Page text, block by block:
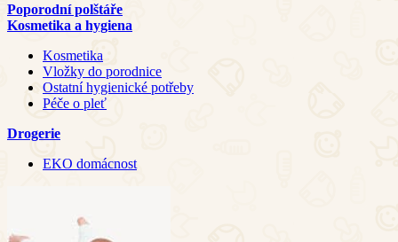
Poporodní polštáře
Kosmetika a hygiena
Kosmetika
Vložky do porodnice
Ostatní hygienické potřeby
Péče o pleť
Drogerie
EKO domácnost